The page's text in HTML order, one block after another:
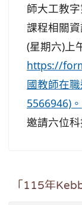
師大工教
課程相關
(星期六)上
https://
國教師在
5566946)。
邀請六位
「115年